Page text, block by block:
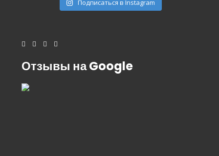
Подписаться в Instagram
Отзывы на Google